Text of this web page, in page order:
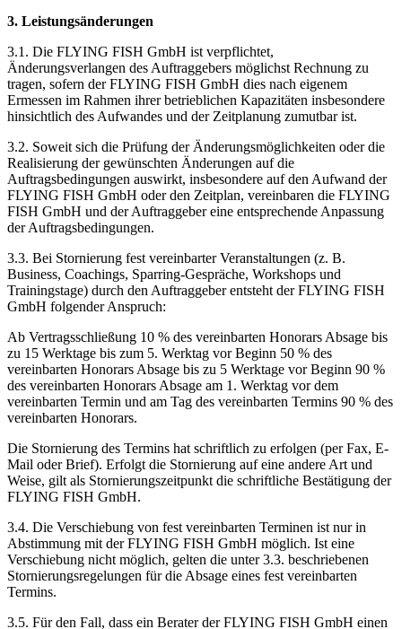
3. Leistungsänderungen
3.1. Die FLYING FISH GmbH ist verpflichtet,
Änderungsverlangen des Auftraggebers möglichst Rechnung zu
tragen, sofern der FLYING FISH GmbH dies nach eigenem
Ermessen im Rahmen ihrer betrieblichen Kapazitäten insbesondere
hinsichtlich des Aufwandes und der Zeitplanung zumutbar ist.
3.2. Soweit sich die Prüfung der Änderungsmöglichkeiten oder die
Realisierung der gewünschten Änderungen auf die
Auftragsbedingungen auswirkt, insbesondere auf den Aufwand der
FLYING FISH GmbH oder den Zeitplan, vereinbaren die FLYING
FISH GmbH und der Auftraggeber eine entsprechende Anpassung
der Auftragsbedingungen.
3.3. Bei Stornierung fest vereinbarter Veranstaltungen (z. B.
Business, Coachings, Sparring-Gespräche, Workshops und
Trainingstage) durch den Auftraggeber entsteht der FLYING FISH
GmbH folgender Anspruch:
Ab Vertragsschließung 10 % des vereinbarten Honorars Absage bis
zu 15 Werktage bis zum 5. Werktag vor Beginn 50 % des
vereinbarten Honorars Absage bis zu 5 Werktage vor Beginn 90 %
des vereinbarten Honorars Absage am 1. Werktag vor dem
vereinbarten Termin und am Tag des vereinbarten Termins 90 % des
vereinbarten Honorars.
Die Stornierung des Termins hat schriftlich zu erfolgen (per Fax, E-
Mail oder Brief). Erfolgt die Stornierung auf eine andere Art und
Weise, gilt als Stornierungszeitpunkt die schriftliche Bestätigung der
FLYING FISH GmbH.
3.4. Die Verschiebung von fest vereinbarten Terminen ist nur in
Abstimmung mit der FLYING FISH GmbH möglich. Ist eine
Verschiebung nicht möglich, gelten die unter 3.3. beschriebenen
Stornierungsregelungen für die Absage eines fest vereinbarten
Termins.
3.5. Für den Fall, dass ein Berater der FLYING FISH GmbH einen